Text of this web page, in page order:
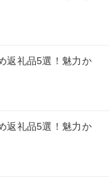
返礼品5選！魅力か
返礼品5選！魅力か